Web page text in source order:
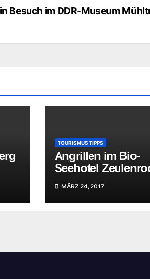
Besuch im DDR-Museum
TOURISMUS TIPPS
Angrillen im Bio-
Seehotel
MÄRZ 24, 2017